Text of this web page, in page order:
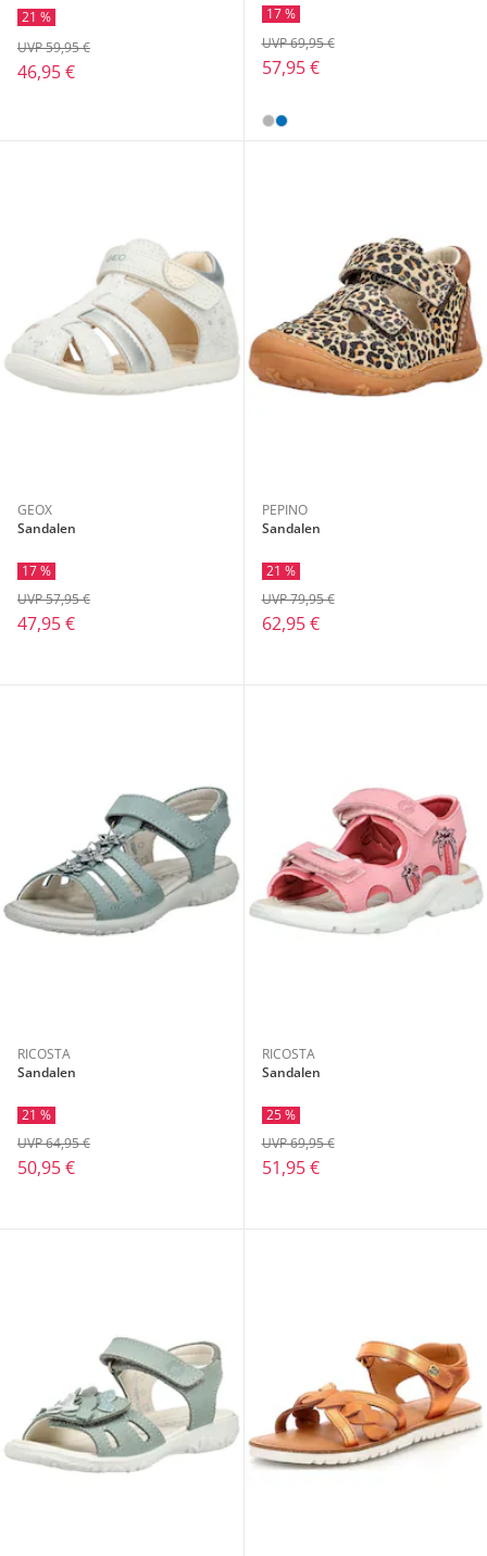
21 %
46,95 €
UVP 59,95 €
17 %
57,95 €
UVP 69,95 €
GEOX
Sandalen
17 %
47,95 €
UVP 57,95 €
PEPINO
Sandalen
21 %
62,95 €
UVP 79,95 €
RICOSTA
Sandalen
21 %
50,95 €
UVP 64,95 €
RICOSTA
Sandalen
25 %
51,95 €
UVP 69,95 €